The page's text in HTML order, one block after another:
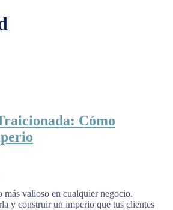
Cómo
más valioso en cualquier negocio.
y construir un imperio que tus clientes